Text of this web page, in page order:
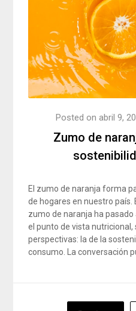
Zumo de
Posted on abril 9,
El zumo de naranja forma
de hogares en nuestro país.
zumo de naranja ha
el punto de vista
perspectivas: la de la
consumo. La conversación
Navegación